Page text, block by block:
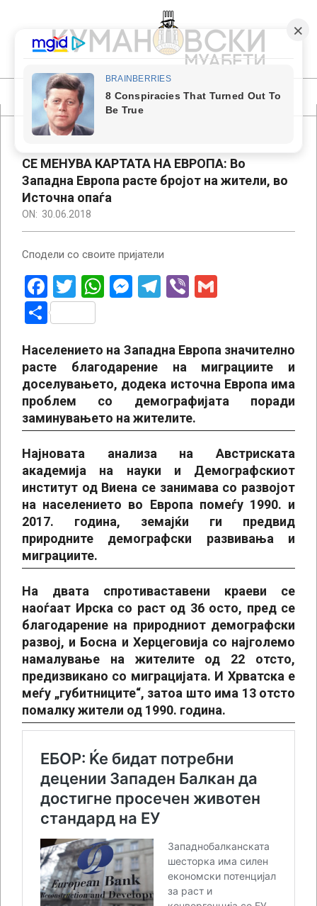
content
КУМАНОВСКИ
МУАБЕТИ
Primary
Navigation
СЕ МЕНУВА КАРТАТА НА ЕВРОПА: Во
Западна Европа расте бројот на жители, во
Источна опаѓа
ON: 30.06.2018
Сподели со своите пријатели
Facebook
Twitter
WhatsApp
Messenger
Telegram
Viber
Share
Населението на Западна Европа значително
расте благодарение на миграциите и
доселувањето, додека источна Европа има
проблем со демографијата поради
заминувањето на жителите.
Најновата анализа на Австриската
академија на науки и Демографскиот
институт од Виена се занимава со развојот
на населението во Европа помеѓу 1990. и
2017. година, земајќи ги предвид
природните демографски развивања и
миграциите.
На двата спротиваставени краеви се
наоѓаат Ирска со раст од 36 осто, пред се
благодарение на природниот демографски
развој, и Босна и Херцеговија со најголемо
намалување на жителите од 22 отсто,
предизвикано со миграцијата. И Хрватска е
меѓу „губитниците“, затоа што има 13 отсто
помалку жители од 1990. година.